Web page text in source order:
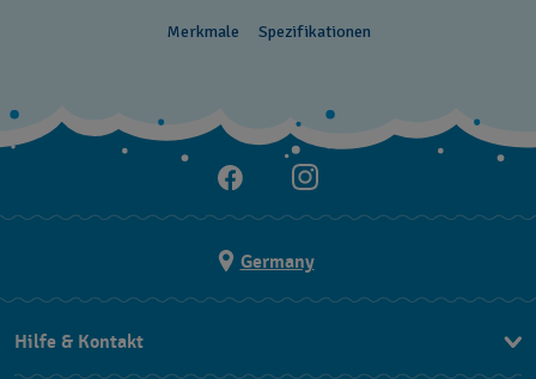
Merkmale Spezifikationen
Germany
Hilfe & Kontakt